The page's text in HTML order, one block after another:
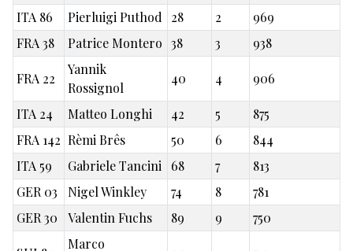
ITA 86
Pierluigi Puthod 28 2
969
FRA 38
Patrice Montero 38 3 938
FRA 22
Yannik
Rossignol
40 4 906
ITA 24 Matteo Longhi 42 5
875
FRA 142 Rèmi Brês 50 6
844
ITA 59
Gabriele Tancini 68 7
813
GER 03
Nigel Winkley 74 8
781
GER 30
Valentin Fuchs 89 9 750
Marco